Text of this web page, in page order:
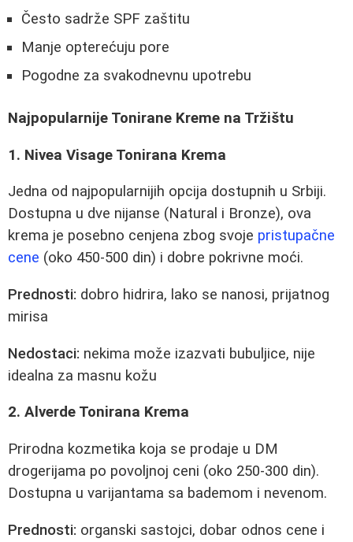
Često sadrže SPF zaštitu
Manje opterećuju pore
Pogodne za svakodnevnu upotrebu
Najpopularnije Tonirane Kreme na Tržištu
1. Nivea Visage Tonirana Krema
Jedna od najpopularnijih opcija dostupnih u Srbiji.
Dostupna u dve nijanse (Natural i Bronze), ova
krema je posebno cenjena zbog svoje pristupačne
cene (oko 450-500 din) i dobre pokrivne moći.
Prednosti: dobro hidrira, lako se nanosi, prijatnog
mirisa
Nedostaci: nekima može izazvati bubuljice, nije
idealna za masnu kožu
2. Alverde Tonirana Krema
Prirodna kozmetika koja se prodaje u DM
drogerijama po povoljnoj ceni (oko 250-300 din).
Dostupna u varijantama sa bademom i nevenom.
Prednosti: organski sastojci, dobar odnos cene i